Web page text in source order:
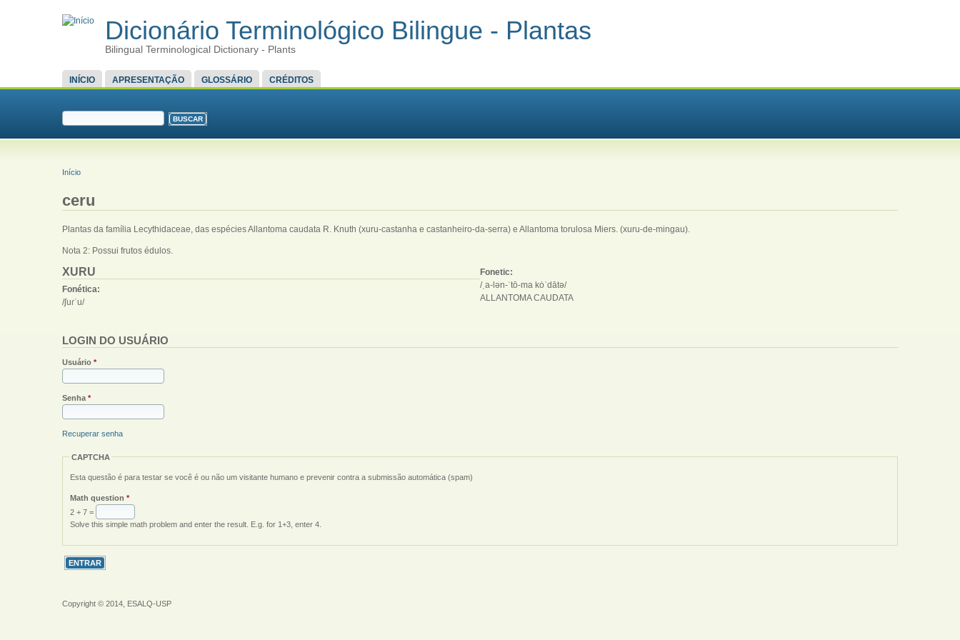
Dicionário Terminológico Bilingue - Plantas
Bilingual Terminological Dictionary - Plants
MENU PRINCIPAL
INÍCIO APRESENTAÇÃO GLOSSÁRIO CRÉDITOS
FORMULÁRIO DE BUSCA
VOCÊ ESTÁ AQUI
Início
ceru
Plantas da família Lecythidaceae, das espécies Allantoma caudata R. Knuth (xuru-castanha e castanheiro-da-serra) e Allantoma torulosa Miers. (xuru-de-mingau).
Nota 2: Possui frutos édulos.
XURU
Fonética:
/ʃuɾˈu/
Fonetic:
/ˌa-​lən-​ˈtō-​ma kȯˈdātə/
ALLANTOMA CAUDATA
LOGIN DO USUÁRIO
Usuário *
Senha *
Recuperar senha
CAPTCHA
Esta questão é para testar se você é ou não um visitante humano e prevenir contra a submissão automática (spam)
Math question *
2 + 7 =
Solve this simple math problem and enter the result. E.g. for 1+3, enter 4.
Copyright © 2014, ESALQ-USP